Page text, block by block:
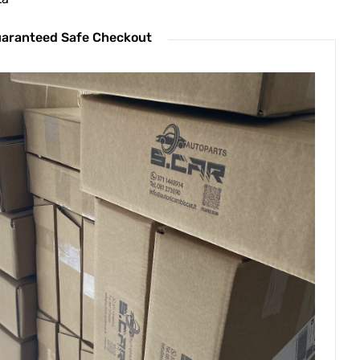
Safe Checkout